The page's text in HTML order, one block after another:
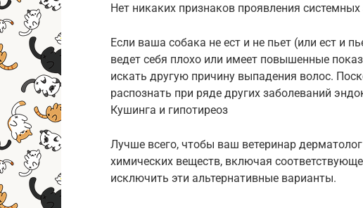
Нет никаких признаков проявления
Если ваша собака не ест и не пьет (или ест и
ведет себя плохо или имеет повышенные
искать другую причину выпадения волос.
распознать при ряде других заболеваний
Кушинга и гипотиреоз
Лучше всего, чтобы ваш ветеринар
химических веществ, включая
исключить эти альтернативные варианты.